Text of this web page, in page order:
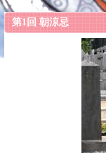
第1回 朝涼忌